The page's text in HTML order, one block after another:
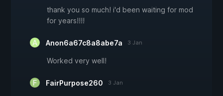
thank you so much! i'd been waiting for mod
for years!!!!
Anon6a67c8a8abe7a 3 Jan
Worked very well!
FairPurpose260 3 Jan